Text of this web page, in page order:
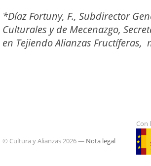
*Díaz Fortuny, F., Subdirector
Culturales y de Mecenazgo,
en Tejiendo Alianzas Fructíferas,
Con
© Cultura y Alianzas 2026 — Nota legal